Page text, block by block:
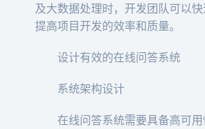
及大数据处理时，开发团队可以快
提高项目开发的效率和质量。
设计有效的在线问答系统
系统架构设计
在线问答系统需要具备高可